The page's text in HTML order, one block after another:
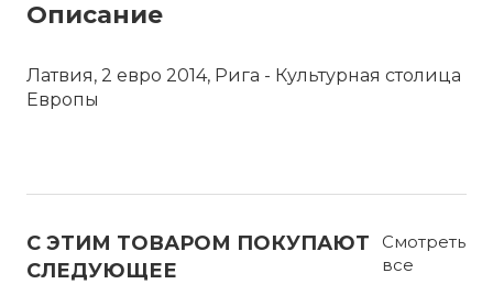
Описание
Латвия, 2 евро 2014, Рига - Культурная столица
Европы
С ЭТИМ ТОВАРОМ ПОКУПАЮТ
СЛЕДУЮЩЕЕ
Смотреть
все